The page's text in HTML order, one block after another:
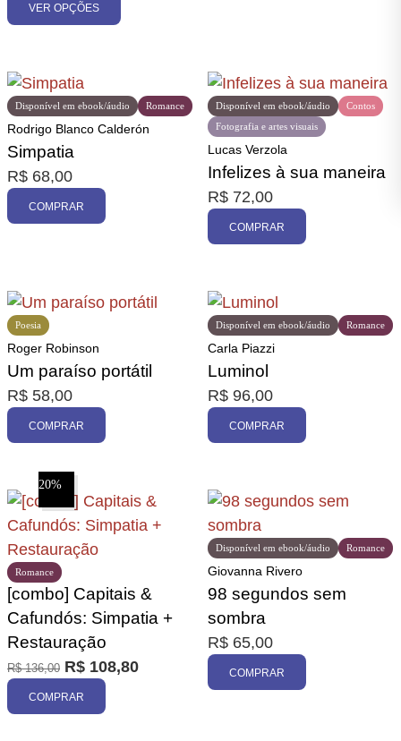
VER OPÇÕES
Disponível em ebook/áudio Romance
Rodrigo Blanco Calderón
Simpatia
R$ 68,00
COMPRAR
Contos
Disponível em ebook/áudio
Fotografia e artes visuais
Lucas Verzola
Infelizes à sua maneira
R$ 72,00
COMPRAR
Poesia
Roger Robinson
Um paraíso portátil
R$ 58,00
COMPRAR
Disponível em ebook/áudio Romance
Carla Piazzi
Luminol
R$ 96,00
COMPRAR
20%
Romance
[combo] Capitais &
Cafundós: Simpatia +
Restauração
R$136,00 R$ 108,80
COMPRAR
Disponível em ebook/áudio Romance
Giovanna Rivero
98 segundos sem
sombra
R$ 65,00
COMPRAR